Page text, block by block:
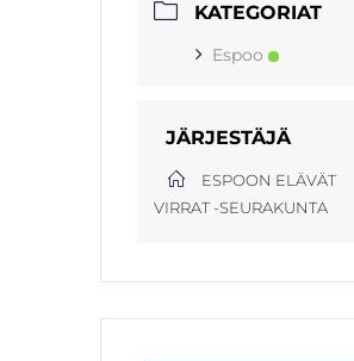
KATEGORIAT
Espoo
JÄRJESTÄJÄ
ESPOON ELÄVÄT
VIRRAT -SEURAKUNTA